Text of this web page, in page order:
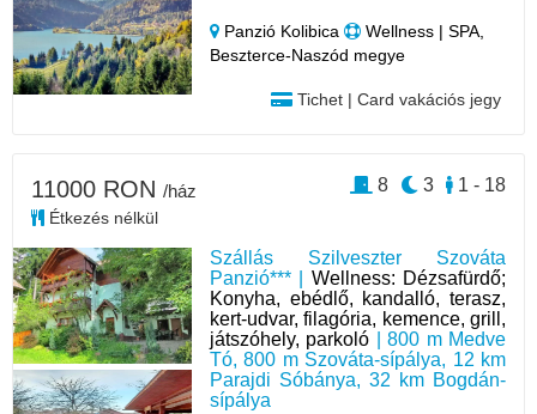
Panzió Kolibica
Wellness | SPA,
Beszterce-Naszód megye
Tichet | Card vakációs jegy
Szállás Szilveszter Szováta
Panzió*** | Wellness: Dézsafürdő;
Konyha, ebédlő, kandalló, terasz,
kert-udvar, filagória, kemence, grill,
játszóhely, parkoló | 800 m Medve
Tó, 800 m Szováta-sípálya, 12 km
Parajdi Sóbánya, 32 km Bogdán-
sípálya
11000 RON /ház
Étkezés nélkül
1 - 18
3
8